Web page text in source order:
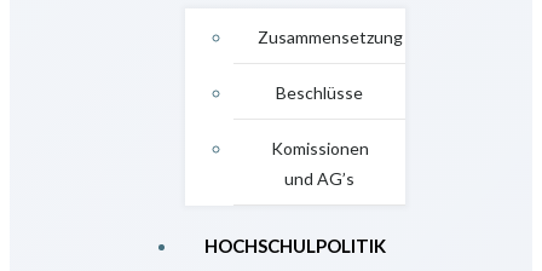
Zusammensetzung
Beschlüsse
Komissionen
und AG’s
HOCHSCHULPOLITIK